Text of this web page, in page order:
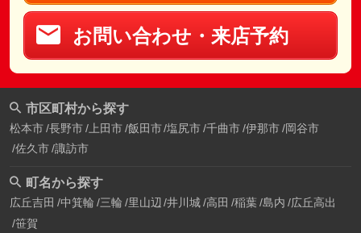
お問い合わせ・来店予約
市区町村から探す
松本市 長野市 上田市 飯田市 塩尻市 千曲市 伊那市 岡谷市
佐久市 諏訪市
町名から探す
広丘吉田 中箕輪 三輪 里山辺 井川城 高田 稲葉 島内 広丘高出
笹賀